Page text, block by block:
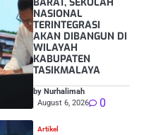
NASIONAL
TERINTEGRASI
AKAN DIBANGUN DI
WILAYAH
KABUPATEN
TASIKMALAYA
by Nurhalimah
August 6, 2026
0
Artikel